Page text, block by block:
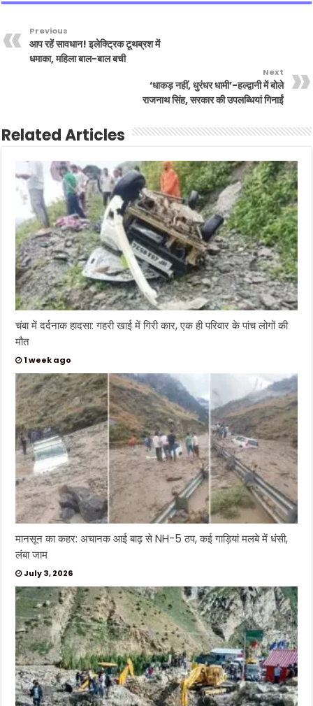
Previous
आप रहें सावधान! इलेक्ट्रिक टूथब्रश में
धमाका, महिला बाल-बाल बची
Next
‘धाकड़ नहीं, धुरंधर धामी’-हल्द्वानी में बोले
राजनाथ सिंह, सरकार की उपलब्धियां गिनाईं
Related Articles
चंबा में दर्दनाक हादसा: गहरी खाई में गिरी कार, एक ही परिवार के पांच लोगों की
मौत
1 week ago
मानसून का कहर: अचानक आई बाढ़ से NH-5 ठप, कई गाड़ियां मलबे में धंसी,
लंबा जाम
July 3, 2026